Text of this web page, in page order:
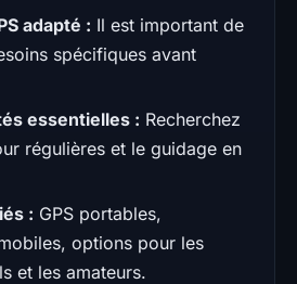
adapté : Il est important de
spécifiques avant
essentielles : Recherchez
régulières et le guidage en
: GPS portables,
options pour les
et les amateurs.